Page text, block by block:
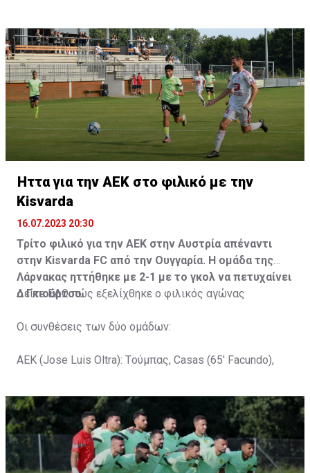
Ήττα για την ΑΕΚ στο φιλικό με την
Kisvarda
16.07.2023 20:30
Τρίτο φιλικό για την ΑΕΚ στην Αυστρία απέναντι
στην Kisvarda FC από την Ουγγαρία. Η ομάδα της
Λάρνακας ηττήθηκε με 2-1 με το γκολ να πετυχαίνει
ο Γκιούρτσο.
ΔείτεΕΔΩπώς εξελίχθηκε ο φιλικός αγώνας
Οι συνθέσεις των δύο ομάδων:
ΑΕΚ (Jose Luis Oltra): Tούμπας, Casas (65' Facundo),
Tomovic), Aνδρέου (65' Angel) , Κωνσταντή (65' Sol),
Τζιωρτζής (65' Faraj), Κατελάρης (65' Milicevic).
Στον πάγκο: Piric, Στυλιανίδης, Tomovic, Καψής, Sol,